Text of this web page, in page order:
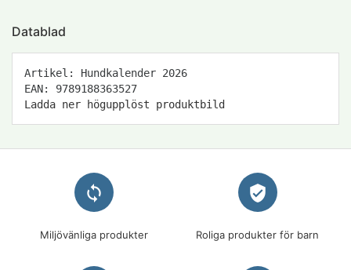
Datablad
Artikel: Hundkalender 2026
EAN: 9789188363527
Ladda ner högupplöst produktbild
loop
Miljövänliga produkter
verified_user
Roliga produkter för barn